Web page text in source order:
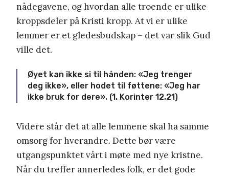
nådegavene, og hvordan alle troende er ulike
kroppsdeler på Kristi kropp. At vi er ulike
lemmer er et gledesbudskap – det var slik Gud
ville det.
Øyet kan ikke si til hånden: «Jeg trenger
deg ikke», eller hodet til føttene: «Jeg har
ikke bruk for dere». (1. Korinter 12,21)
Videre står det at alle lemmene skal ha samme
omsorg for hverandre. Dette bør være
utgangspunktet vårt i møte med nye kristne.
Når du treffer annerledes folk, er det gode